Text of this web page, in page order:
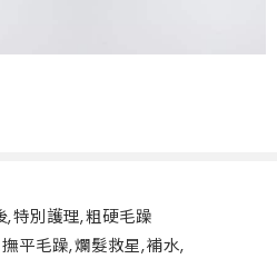
,特別護理,粗硬毛躁
撫平毛躁,爛髮救星,補水,